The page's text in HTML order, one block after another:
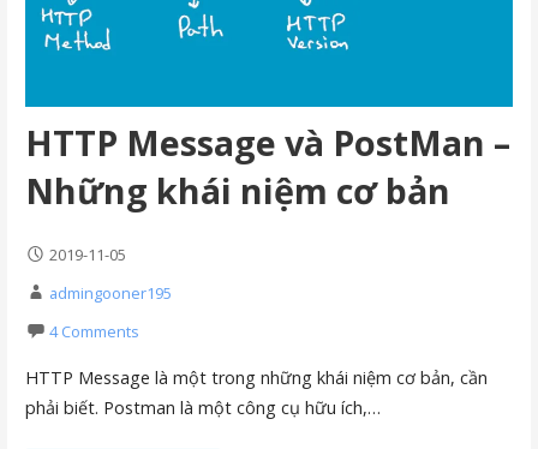
HTTP Message và PostMan –
Những khái niệm cơ bản
2019-11-05
admingooner195
4 Comments
HTTP Message là một trong những khái niệm cơ bản, cần
phải biết. Postman là một công cụ hữu ích,…